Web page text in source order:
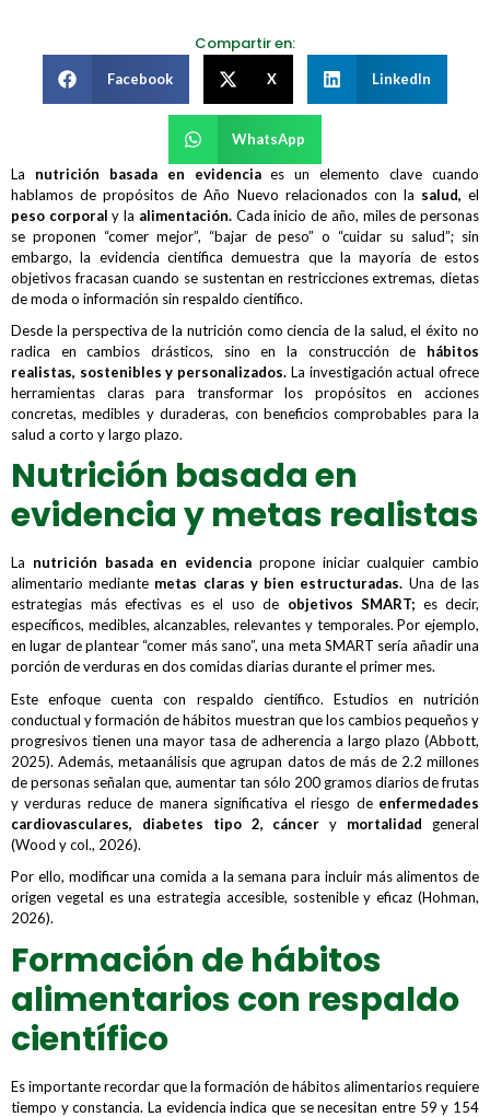
Compartir en:
Facebook X LinkedIn
WhatsApp
La nutrición basada en evidenciaes un elemento clave cuando
hablamos de propósitos de Año Nuevo relacionados con la salud, el
peso corporal y la alimentación.Cada inicio de año, miles de personas
se proponen “comer mejor”, “bajar de peso” o “cuidar su salud”; sin
embargo, la evidencia científica demuestra que la mayoría de estos
objetivos fracasan cuando se sustentan en restricciones extremas, dietas
de moda o información sin respaldo científico.
Desde la perspectiva de la nutrición como ciencia de la salud, el éxito no
radica en cambios drásticos, sino en la construcción de hábitos
realistas, sostenibles y personalizados. La investigación actual ofrece
herramientas claras para transformar los propósitos en acciones
concretas, medibles y duraderas, con beneficios comprobables para la
salud a corto y largo plazo.
Nutrición basada en
evidencia y metas realistas
La nutrición basada en evidencia propone iniciar cualquier cambio
alimentario mediante metas claras y bien estructuradas. Una de las
estrategias más efectivas es el uso de objetivos SMART; es decir,
específicos, medibles, alcanzables, relevantes y temporales. Por ejemplo,
en lugar de plantear “comer más sano”, una meta SMART sería añadir una
porción de verduras en dos comidas diarias durante el primer mes.
Este enfoque cuenta con respaldo científico. Estudios en nutrición
conductual y formación de hábitos muestran que los cambios pequeños y
progresivos tienen una mayor tasa de adherencia a largo plazo (Abbott,
2025). Además, metaanálisis que agrupan datos de más de 2.2 millones
de personas señalan que, aumentar tan sólo 200 gramos diarios de frutas
y verduras reduce de manera significativa el riesgo de enfermedades
cardiovasculares, diabetes tipo 2, cáncery mortalidad general
(Wood y col., 2026).
Por ello, modificar una comida a la semana para incluir más alimentos de
origen vegetal es una estrategia accesible, sostenible y eficaz (Hohman,
2026).
Formación de hábitos
alimentarios con respaldo
científico
Es importante recordar que la formación de hábitos alimentarios requiere
tiempo y constancia. La evidencia indica que se necesitan entre 59 y 154